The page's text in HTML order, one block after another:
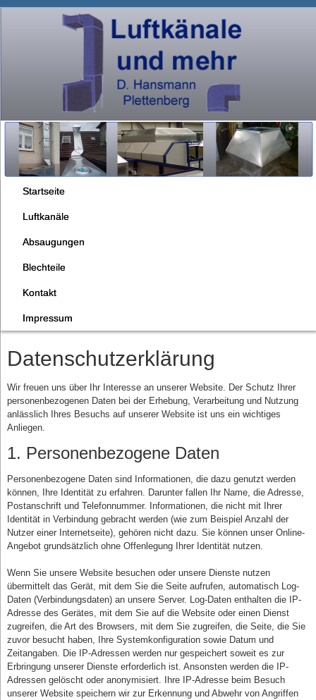
Startseite
Luftkanäle
Absaugungen
Blechteile
Kontakt
Impressum
Datenschutzerklärung
Wir freuen uns über Ihr Interesse an unserer Website. Der Schutz Ihrer
personenbezogenen Daten bei der Erhebung, Verarbeitung und Nutzung
anlässlich Ihres Besuchs auf unserer Website ist uns ein wichtiges
Anliegen.
1. Personenbezogene Daten
Personenbezogene Daten sind Informationen, die dazu genutzt werden
können, Ihre Identität zu erfahren. Darunter fallen Ihr Name, die Adresse,
Postanschrift und Telefonnummer. Informationen, die nicht mit Ihrer
Identität in Verbindung gebracht werden (wie zum Beispiel Anzahl der
Nutzer einer Internetseite), gehören nicht dazu. Sie können unser Online-
Angebot grundsätzlich ohne Offenlegung Ihrer Identität nutzen.
Wenn Sie unsere Website besuchen oder unsere Dienste nutzen
übermittelt das Gerät, mit dem Sie die Seite aufrufen, automatisch Log-
Daten (Verbindungsdaten) an unsere Server. Log-Daten enthalten die IP-
Adresse des Gerätes, mit dem Sie auf die Website oder einen Dienst
zugreifen, die Art des Browsers, mit dem Sie zugreifen, die Seite, die Sie
zuvor besucht haben, Ihre Systemkonfiguration sowie Datum und
Zeitangaben. Die IP-Adressen werden nur gespeichert soweit es zur
Erbringung unserer Dienste erforderlich ist. Ansonsten werden die IP-
Adressen gelöscht oder anonymisiert. Ihre IP-Adresse beim Besuch
unserer Website speichern wir zur Erkennung und Abwehr von Angriffen